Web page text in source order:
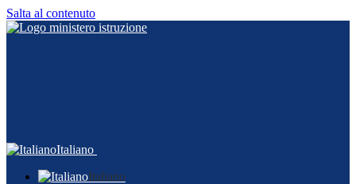
Salta al contenuto
Italiano
Italiano